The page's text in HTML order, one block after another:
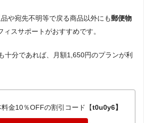
や宛先不明等で戻る商品以外にも郵便物
ィスサポートがおすすめです。
十分であれば、月額1,650円のプランが利
金10％OFFの割引コード【t0u0y6】